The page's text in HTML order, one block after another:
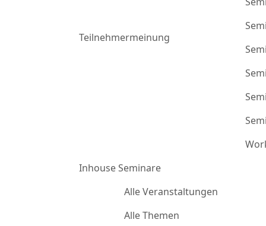
Teilnehmermeinung
Inhouse Seminare
Alle Veranstaltungen
Alle Themen